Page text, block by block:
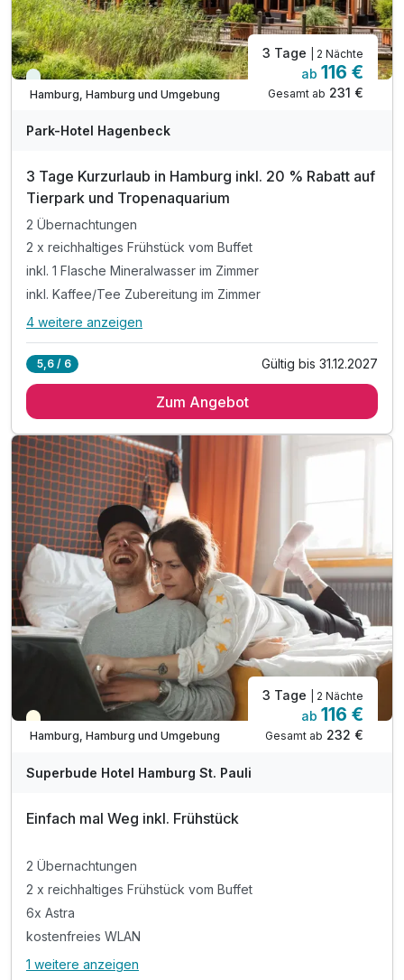
Immer verfügbar
Hamburg, Hamburg und Umgebung
3 Tage | 2 Nächte
ab 116 €
Gesamt ab 231 €
Park-Hotel Hagenbeck
3 Tage Kurzurlaub in Hamburg inkl. 20 % Rabatt auf
Tierpark und Tropenaquarium
2 Übernachtungen
2 x reichhaltiges Frühstück vom Buffet
inkl. 1 Flasche Mineralwasser im Zimmer
inkl. Kaffee/Tee Zubereitung im Zimmer
Alle Inklusivleistungen
2 x reichhaltiges Frühstück vom Buffet
inkl. Kaffee/Tee Zubereitung im Zimmer
inkl. 10% Discount auf F&B Leistungen
inkl. Nutzung W-LAN
inkl. 20% Rabatt auf Eintrittskarten
für Tierpark und Tropenaquarium Hagenbeck
4 weitere anzeigen
5,6 / 6 Gültig bis 31.12.2027
Zum Angebot
Teilweise ausgelastet
Hamburg, Hamburg und Umgebung
3 Tage | 2 Nächte
ab 116 €
Gesamt ab 232 €
Superbude Hotel Hamburg St. Pauli
Einfach mal Weg inkl. Frühstück
2 Übernachtungen
2 x reichhaltiges Frühstück vom Buffet
6x Astra
kostenfreies WLAN
Alle Inklusivleistungen
1 weitere anzeigen